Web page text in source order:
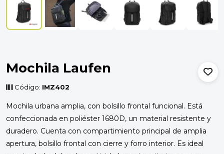
Mochila Laufen
Código: IMZ402
Mochila urbana amplia, con bolsillo frontal funcional. Está
confeccionada en poliéster 1680D, un material resistente y
duradero. Cuenta con compartimiento principal de amplia
apertura, bolsillo frontal con cierre y forro interior. Es ideal